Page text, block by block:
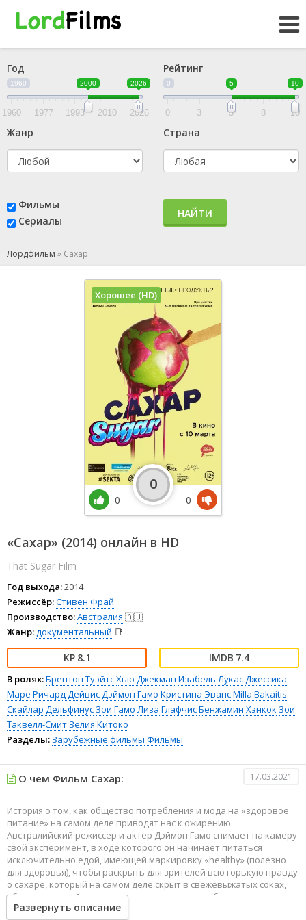
Год
1960 2000 2026
1960 1977 1993 2010 2026
Рейтинг
0 5 10
0 3 5 8 10
Жанр Страна
Фильмы
Сериалы
НАЙТИ
Лордфильм » Сахар
«Сахар» (2014) онлайн в HD
That Sugar Film
Год выхода:2014
Режиссёр:Стивен Фрай
Производство:Австралия 🇦🇺
Жанр:документальный 📑
8.1 7.4
В ролях:Брентон ТуэйтсХью Джекман Изабель ЛукасДжессика
Маре Ричард ДейвисДэймон Гамо Кристина ЭвансMilla Bakaitis
Скайлар Дельфинус Зои Гамо Лиза ГлафчисБенжамин Хэнкок Зои
Таквелл-Смит Зелия Китоко
Разделы: Зарубежные фильмы Фильмы
Хорошее (HD)
0
0
0
О чем Фильм Сахар: 17.03.2021
История о том, как общество потребления и мода на «здоровое
питание» на самом деле приводят нас к ожирению.
Австралийский режиссер и актер Дэймон Гамо снимает на камеру
свой эксперимент, в ходе которого он начинает питаться
исключительно едой, имеющей маркировку «healthy» (полезно
для здоровья), чтобы раскрыть для зрителей всю горькую правду
о сахаре, который на самом деле скрыт в свежевыжатых соках,
обезжиренных йогуртах, мюсли, протеиновых батончиках и
другой «полезной» еде.
Развернуть описание